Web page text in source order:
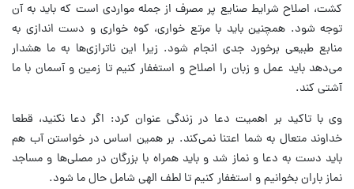
کشت، اصلاح شرایط صنایع پر مصرف از جمله مواردی است که باید به آن
توجه شود. همچنین باید با مرتع خواری، کوه خواری و دست اندازی به
منابع طبیعی برخورد جدی انجام شود. زیرا این ناترازی‌ها به ما هشدار
می‌دهد باید عمل و زبان را اصلاح و استغفار کنیم تا زمین و آسمان با ما
آشتی کند.
وی با تاکید بر اهمیت دعا در زندگی عنوان کرد: اگر دعا نکنید، قطعا
خداوند متعال به شما اعتنا نمی‌کند. بر همین اساس در خواستن آب هم
باید دست به دعا و نماز شد و باید همراه با بزرگان در مصلی‌ها و مساجد
نماز باران بخوانیم و استغفار کنیم تا لطف الهی شامل حال ما شود.